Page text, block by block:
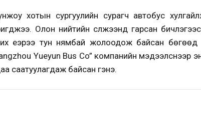
хотын сургуулийн сурагч автобус
Олон нийтийн сүлжээнд гарсан
үеэрээ тун нямбай жолоодож байсан бөгөөд
Yueyun Bus Co” компанийн мэдээлснээр
саатуулагдаж байсан гэнэ.